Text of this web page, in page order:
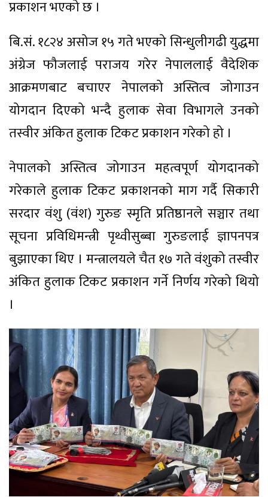
प्रकाशन भएको छ ।
बि.सं. १८२४ असोज १५ गते भएको सिन्धुलीगढी युद्धमा
अंग्रेज फौजलाई पराजय गरेर नेपाललाई वैदेशिक
आक्रमणबाट बचाएर नेपालको अस्तित्व जोगाउन
योगदान दिएको भन्दै हुलाक सेवा विभागले उनको
तस्वीर अंकित हुलाक टिकट प्रकाशन गरेको हो ।
नेपालको अस्तित्व जोगाउन महत्वपूर्ण योगदानको
गरेकाले हुलाक टिकट प्रकाशनको माग गर्दै सिकारी
सरदार वंशु (वंश) गुरुङ स्मृति प्रतिष्ठानले सञ्चार तथा
सूचना प्रविधिमन्त्री पृथ्वीसुब्बा गुरुङलाई ज्ञापनपत्र
बुझाएका थिए । मन्त्रालयले चैत १७ गते वंशुको तस्वीर
अंकित हुलाक टिकट प्रकाशन गर्ने निर्णय गरेको थियो
।